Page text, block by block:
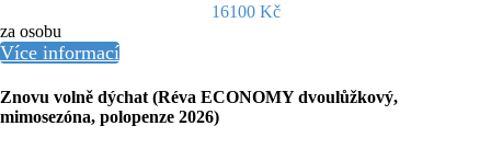
16100 Kč
za osobu
Více informací
Znovu volně dýchat (Réva ECONOMY dvoulůžkový,
mimosezóna, polopenze 2026)